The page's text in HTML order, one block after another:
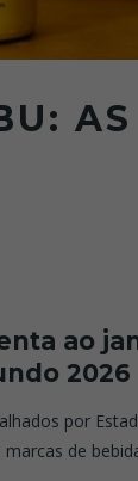
ao
2026
por
de